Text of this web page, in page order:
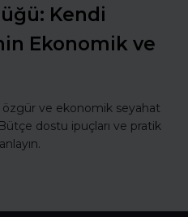
Kendi
Ekonomik ve
özgür ve ekonomik seyahat
dostu ipuçları ve pratik